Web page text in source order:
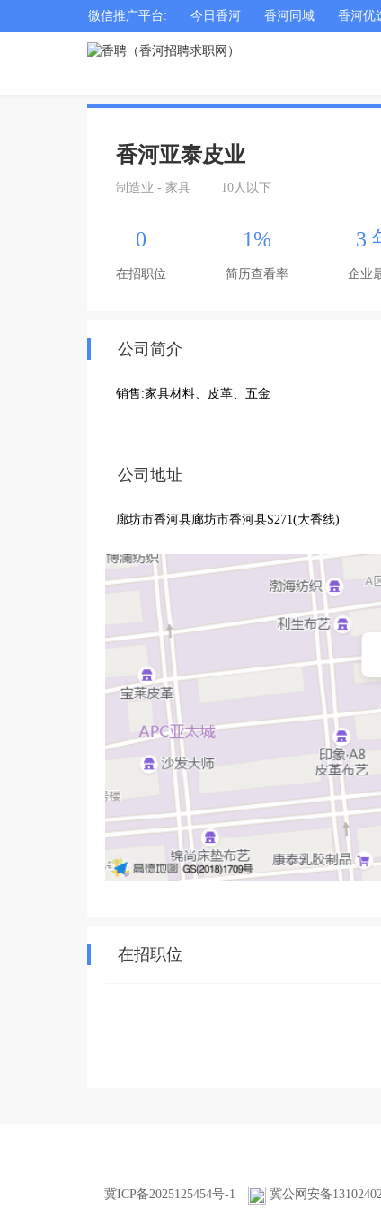
微信推广平台: 今日香河 香河同城 香河优
香河亚泰皮业
制造业 - 家具 10人以下
0
在招职位
1%
简历查看率
3
企业
公司简介
销售:家具材料、皮革、五金
公司地址
廊坊市香河县廊坊市香河县S271(大香线)
在招职位
冀ICP备2025125454号-1 冀公网安备